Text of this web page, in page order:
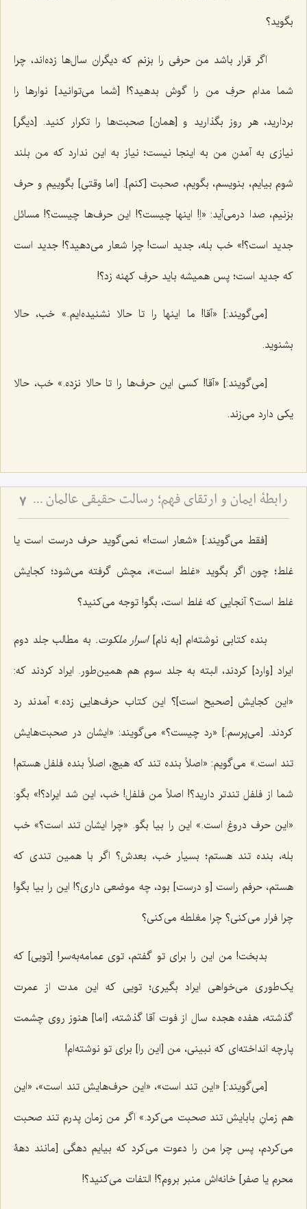
بگوید؟
اگر قرار باشد من حرفی را بزنم که دیگران سال‌ها زده‌اند، چرا
شما مدام حرفِ من را گوش بدهید؟! [شما می‌توانید] نوارها را
بردارید، هر روز بگذارید و [همان] صحبت‌ها را تکرار کنید. [دیگر]
نیازی به آمدنِ من به اینجا نیست؛ نیاز به این ندارد که من بلند
شوم بیایم، بنویسم، بگویم، صحبت [کنم]. [اما وقتی] بگوییم و حرف
بزنیم، صدا درمی‌آید: «اِ! اینها چیست؟! این حرف‌ها چیست؟! مسائل
جدید است؟!» خب بله، جدید است! چرا شعار می‌دهید؟! جدید است
که جدید است؛ پس همیشه باید حرفِ کهنه زد؟!
[می‌گویند:] «آقا! ما اینها را تا حالا نشنیده‌ایم.» خب، حالا
بشنوید.
[می‌گویند:] «آقا! کسی این حرف‌ها را تا حالا نزده.» خب، حالا
یکی دارد می‌زند.
رابطۀ ایمان و ارتقای فهم؛ رسالت حقیقی عالمان دینی - نقد مرجعیت عوام‌گرا و تفسیر آیۀ ﴿يرفع الله الذين آمنوا منكم والذين اوتوا العلم درجت﴾ 7
[فقط می‌گویند:] «شعار است!» نمی‌گوید حرف درست است یا
غلط؛ چون اگر بگوید «غلط است»، مچش گرفته می‌شود؛ کجایش
غلط است؟ آنجایی که غلط است، بگو! توجه می‌کنید؟
بنده کتابی نوشته‌ام [به نام]اسرار ملکوت. به مطالب جلد دوم
ایراد [وارد] کردند، البته به جلد سوم هم همین‌طور. ایراد کردند که:
«این کجایش [صحیح است]؟ این کتاب حرف‌هایی زده.» آمدند رد
کردند. [می‌پرسم:] «رد چیست؟» می‌گویند: «ایشان در صحبت‌هایش
تند است.» می‌گویم: «اصلاً بنده تند که هیچ، اصلاً بنده فلفل هستم!
شما از فلفل تندتر دارید؟! اصلاً من فلفل! خب، این شد ایراد؟!» بگو:
«این حرف دروغ است.» این را بیا بگو. «چرا ایشان تند است؟» خب
بله، بنده تند هستم؛ بسیار خب، بعدش؟ اگر با همین تندی که
هستم، حرفم راست [و درست] بود، چه موضعی داری؟! این را بیا بگو!
چرا فرار می‌کنی؟ چرا مغلطه می‌کنی؟
بدبخت! من این را برای تو گفتم، توی عمامه‌به‌سر! [تویی] که
یک‌طوری می‌خواهی ایراد بگیری؛ تویی که این مدت از عمرت
گذشته، هفده‌ هجده سال از فوت آقا گذشته، [اما] هنوز روی چشمت
پارچه انداخته‌ای که نبینی، من [این را] برای تو نوشته‌ام!
[می‌گویند:] «این تند است»، «این حرف‌هایش تند است»، «این
هم زمانِ بابایش تند صحبت می‌کرد.» اگر من زمان پدرم تند صحبت
می‌کردم، پس چرا من را دعوت می‌کرد که بیایم دهگی [مانند دهۀ
محرم یا صفر] خانه‌اش منبر بروم؟! التفات می‌کنید؟!